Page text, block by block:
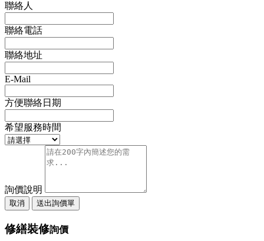
聯絡人
聯絡電話
聯絡地址
E-Mail
方便聯絡日期
希望服務時間
詢價說明
取消 送出詢價單
修繕裝修詢價